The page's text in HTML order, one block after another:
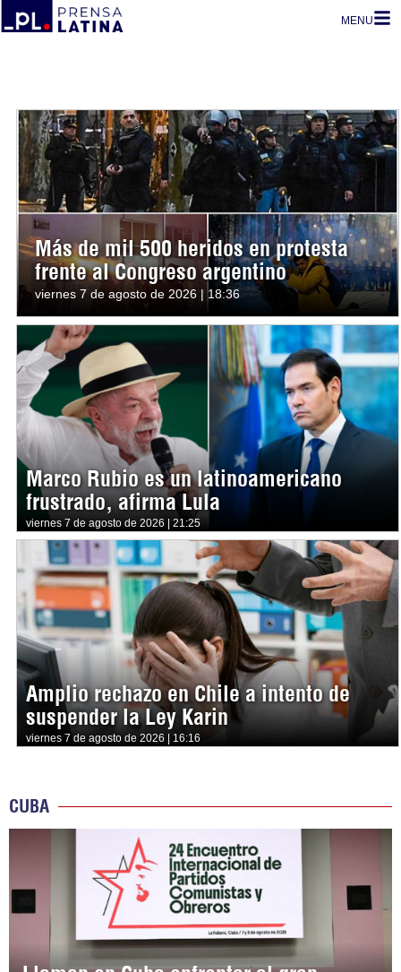
MENU
Más de mil 500 heridos en protesta
frente al Congreso argentino
viernes 7 de agosto de 2026 | 18:36
Marco Rubio es un latinoamericano
frustrado, afirma Lula
viernes 7 de agosto de 2026 | 21:25
Amplio rechazo en Chile a intento de
suspender la Ley Karin
viernes 7 de agosto de 2026 | 16:16
CUBA